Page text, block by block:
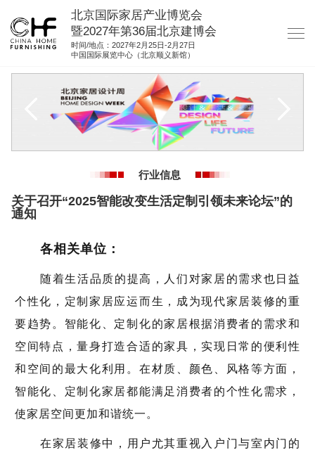
北京国际家居产业博览会
暨2027年第36届北京建博会
时间/地点：2027年2月25日-2月27日
中国国际展览中心（北京顺义新馆）
资料下载
行业信息
关于召开“2025智能改变生活定制引领未来论坛”的
通知
各相关单位：
随着生活品质的提高，人们对家居的需求也日益
个性化，定制家居应运而生，成为现代家居装修的重
要趋势。智能化、定制化的家居根据消费者的需求和
空间特点，量身打造合适的家具，实现日常的便利性
和空间的最大化利用。在材质、颜色、风格等方面，
智能化、定制化家居都能满足消费者的个性化需求，
使家居空间更加和谐统一。
在家居装修中，用户尤其重视入户门与室内门的